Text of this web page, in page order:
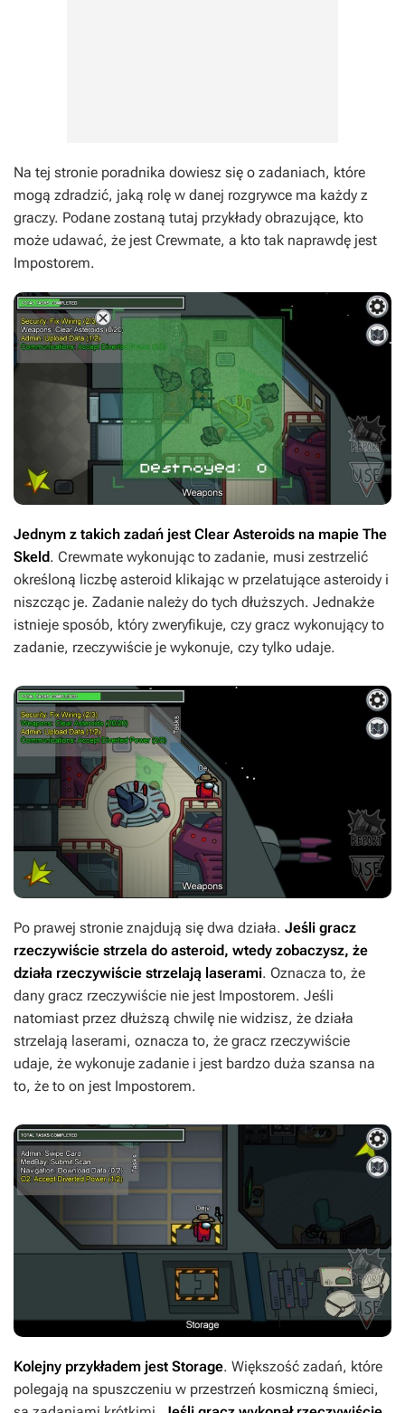
Na tej stronie poradnika dowiesz się o zadaniach, które
mogą zdradzić, jaką rolę w danej rozgrywce ma każdy z
graczy. Podane zostaną tutaj przykłady obrazujące, kto
może udawać, że jest Crewmate, a kto tak naprawdę jest
Impostorem.
Jednym z takich zadań jest Clear Asteroids na mapie The
Skeld. Crewmate wykonując to zadanie, musi zestrzelić
określoną liczbę asteroid klikając w przelatujące asteroidy i
niszcząc je. Zadanie należy do tych dłuższych. Jednakże
istnieje sposób, który zweryfikuje, czy gracz wykonujący to
zadanie, rzeczywiście je wykonuje, czy tylko udaje.
Po prawej stronie znajdują się dwa działa. Jeśli gracz
rzeczywiście strzela do asteroid, wtedy zobaczysz, że
działa rzeczywiście strzelają laserami. Oznacza to, że
dany gracz rzeczywiście nie jest Impostorem. Jeśli
natomiast przez dłuższą chwilę nie widzisz, że działa
strzelają laserami, oznacza to, że gracz rzeczywiście
udaje, że wykonuje zadanie i jest bardzo duża szansa na
to, że to on jest Impostorem.
Kolejny przykładem jest Storage. Większość zadań, które
polegają na spuszczeniu w przestrzeń kosmiczną śmieci,